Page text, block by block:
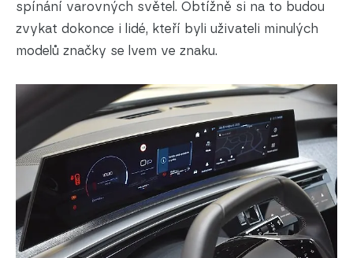
spínání varovných světel. Obtížně si na to budou
zvykat dokonce i lidé, kteří byli uživateli minulých
modelů značky se lvem ve znaku.